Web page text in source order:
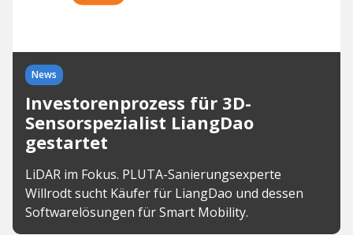
News
Investorenprozess für 3D-
Sensorspezialist LiangDao
gestartet
LiDAR im Fokus. PLUTA-Sanierungsexperte
Willrodt sucht Käufer für LiangDao und dessen
Softwarelösungen für Smart Mobility.